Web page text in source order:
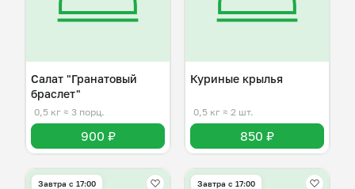
Салат "Гранатовый
браслет"
0,5 кг ≈ 3 порц.
900 ₽
Куриные крылья
0,5 кг ≈ 2 шт.
850 ₽
Завтра c 17:00 Завтра c 17:00